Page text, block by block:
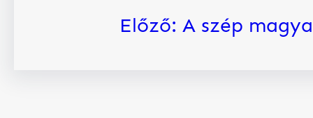
Előző: A szép